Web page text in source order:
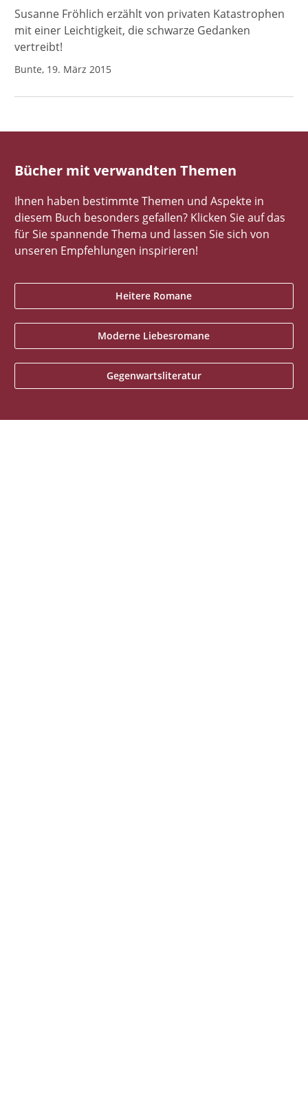
Susanne Fröhlich erzählt von privaten Katastrophen
mit einer Leichtigkeit, die schwarze Gedanken
vertreibt!
Bunte, 19. März 2015
Bücher mit verwandten Themen
Ihnen haben bestimmte Themen und Aspekte in
diesem Buch besonders gefallen? Klicken Sie auf das
für Sie spannende Thema und lassen Sie sich von
unseren Empfehlungen inspirieren!
Heitere Romane
Moderne Liebesromane
Gegenwartsliteratur